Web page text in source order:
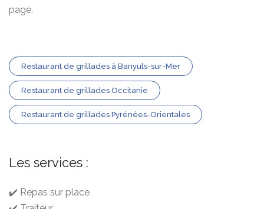
page.
Restaurant de grillades à Banyuls-sur-Mer
Restaurant de grillades Occitanie
Restaurant de grillades Pyrénées-Orientales
Les services :
✔️ Repas sur place